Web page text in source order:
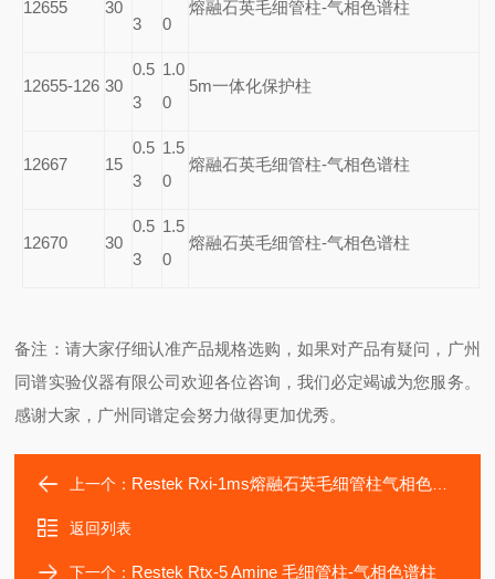
12655 30
3
0
熔融石英毛细管柱-气相色谱柱
12655-126 30
0.5
3
1.0
0
5m一体化保护柱
12667 15
0.5
3
1.5
0
熔融石英毛细管柱-气相色谱柱
12670 30
0.5
3
1.5
0
熔融石英毛细管柱-气相色谱柱
备注：请大家仔细认准产品规格选购，如果对产品有疑问，广州
同谱实验仪器有限公司欢迎各位咨询，我们必定竭诚为您服务。
感谢大家，广州同谱定会努力做得更加优秀。
上一个： Restek Rxi-1ms熔融石英毛细管柱气相色谱柱
返回列表
下一个： Restek Rtx-5 Amine 毛细管柱-气相色谱柱